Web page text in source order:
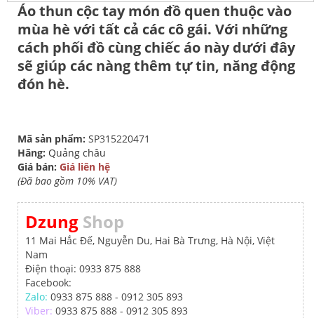
Áo thun cộc tay món đồ quen thuộc vào
mùa hè với tất cả các cô gái. Với những
cách phối đồ cùng chiếc áo này dưới đây
sẽ giúp các nàng thêm tự tin, năng động
đón hè.
Mã sản phẩm: SP315220471
Hãng: Quảng châu
Giá bán: Giá liên hệ
(Đã bao gồm 10% VAT)
Dzung Shop
11 Mai Hắc Đế, Nguyễn Du, Hai Bà Trưng, Hà Nội, Việt
Nam
Điện thoại: 0933 875 888
Facebook:
Zalo: 0933 875 888 - 0912 305 893
Viber: 0933 875 888 - 0912 305 893